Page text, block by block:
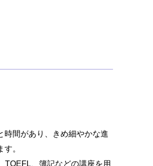
時間があり、きめ細やかな進
。
TOEFL、簿記などの講座を用